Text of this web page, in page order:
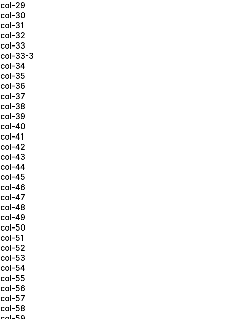
col-29
col-30
col-31
col-32
col-33
col-33-3
col-34
col-35
col-36
col-37
col-38
col-39
col-40
col-41
col-42
col-43
col-44
col-45
col-46
col-47
col-48
col-49
col-50
col-51
col-52
col-53
col-54
col-55
col-56
col-57
col-58